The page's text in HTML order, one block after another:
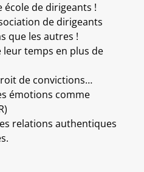
école de dirigeants !
de dirigeants
que les autres !
leur temps en plus de
de convictions…
émotions comme
relations authentiques